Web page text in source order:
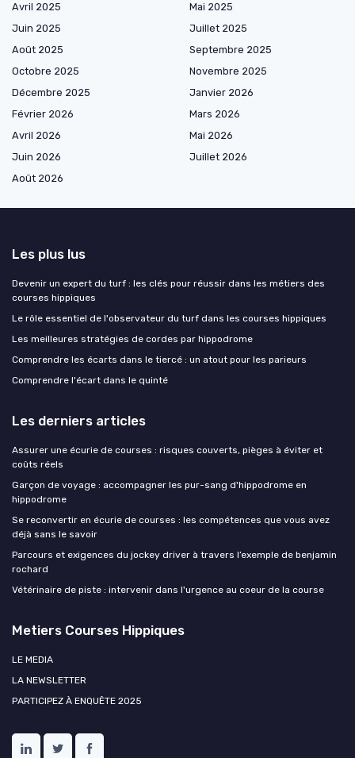
Avril 2025
Mai 2025
Juin 2025
Juillet 2025
Août 2025
Septembre 2025
Octobre 2025
Novembre 2025
Décembre 2025
Janvier 2026
Février 2026
Mars 2026
Avril 2026
Mai 2026
Juin 2026
Juillet 2026
Août 2026
Les plus lus
Devenir un expert du turf : les clés pour réussir dans les métiers des
courses hippiques
Le rôle essentiel de l'observateur du turf dans les courses hippiques
Les meilleures stratégies de cordes par hippodrome
Comprendre les écarts dans le tiercé : un atout pour les parieurs
Comprendre l'écart dans le quinté
Les derniers articles
Assurer une écurie de courses : risques couverts, pièges à éviter et
coûts réels
Garçon de voyage : accompagner les pur-sang d'hippodrome en
hippodrome
Se reconvertir en écurie de courses : les compétences que vous avez
déjà sans le savoir
Parcours et exigences du jockey driver à travers l’exemple de benjamin
rochard
Vétérinaire de piste : intervenir dans l'urgence au coeur de la course
Metiers Courses Hippiques
LE MEDIA
LA NEWSLETTER
PARTICIPEZ À ENQUÊTE 2025